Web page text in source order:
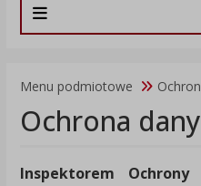
Menu podmiotowe
Ochrona
Inspektorem Ochrony